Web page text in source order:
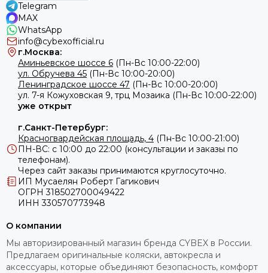
Telegram
MAX
WhatsApp
info@cybexofficial.ru
г.Москва:
Аминьевское шоссе 6 (Пн-Вс 10:00-22:00)
ул. Обручева 45 (Пн-Вс 10:00-20:00)
Ленинградское шоссе 47 (Пн-Вс 10:00-20:00)
ул. 7-я Кожуховская 9, трц Мозаика (Пн-Вс 10:00-22:00)
уже открыт
г.Санкт-Петербург:
Красногвардейская площадь, 4 (Пн-Вс 10:00-21:00)
ПН-ВС: с 10:00 до 22:00 (консультации и заказы по
телефонам).
Через сайт заказы принимаются круглосуточно.
ИП Мусаелян Роберт Гагикович
ОГРН 318502700049422
ИНН 330570773948
О компании
Мы авторизированный магазин бренда CYBEX в России.
Предлагаем оригинальные коляски, автокресла и
аксессуары, которые объединяют безопасность, комфорт